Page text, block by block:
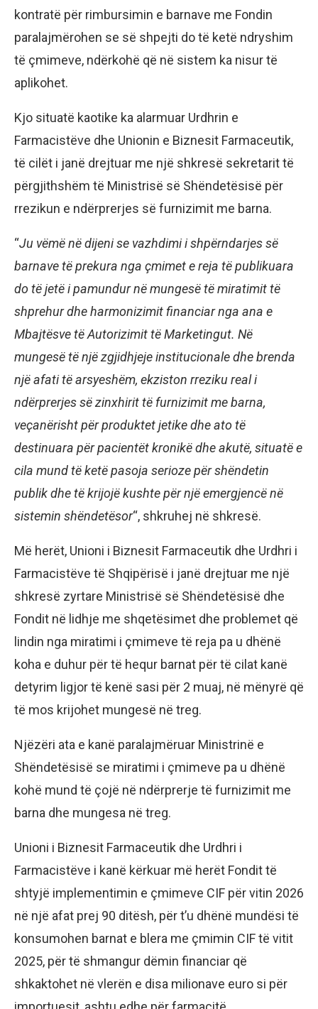
kontratë për rimbursimin e barnave me Fondin
paralajmërohen se së shpejti do të ketë ndryshim
të çmimeve, ndërkohë që në sistem ka nisur të
aplikohet.
Kjo situatë kaotike ka alarmuar Urdhrin e
Farmacistëve dhe Unionin e Biznesit Farmaceutik,
të cilët i janë drejtuar me një shkresë sekretarit të
përgjithshëm të Ministrisë së Shëndetësisë për
rrezikun e ndërprerjes së furnizimit me barna.
“Ju vëmë në dijeni se vazhdimi i shpërndarjes së
barnave të prekura nga çmimet e reja të publikuara
do të jetë i pamundur në mungesë të miratimit të
shprehur dhe harmonizimit financiar nga ana e
Mbajtësve të Autorizimit të Marketingut. Në
mungesë të një zgjidhjeje institucionale dhe brenda
një afati të arsyeshëm, ekziston rreziku real i
ndërprerjes së zinxhirit të furnizimit me barna,
veçanërisht për produktet jetike dhe ato të
destinuara për pacientët kronikë dhe akutë, situatë e
cila mund të ketë pasoja serioze për shëndetin
publik dhe të krijojë kushte për një emergjencë në
sistemin shëndetësor“, shkruhej në shkresë.
Më herët, Unioni i Biznesit Farmaceutik dhe Urdhri i
Farmacistëve të Shqipërisë i janë drejtuar me një
shkresë zyrtare Ministrisë së Shëndetësisë dhe
Fondit në lidhje me shqetësimet dhe problemet që
lindin nga miratimi i çmimeve të reja pa u dhënë
koha e duhur për të hequr barnat për të cilat kanë
detyrim ligjor të kenë sasi për 2 muaj, në mënyrë që
të mos krijohet mungesë në treg.
Njëzëri ata e kanë paralajmëruar Ministrinë e
Shëndetësisë se miratimi i çmimeve pa u dhënë
kohë mund të çojë në ndërprerje të furnizimit me
barna dhe mungesa në treg.
Unioni i Biznesit Farmaceutik dhe Urdhri i
Farmacistëve i kanë kërkuar më herët Fondit të
shtyjë implementimin e çmimeve CIF për vitin 2026
në një afat prej 90 ditësh, për t’u dhënë mundësi të
konsumohen barnat e blera me çmimin CIF të vitit
2025, për të shmangur dëmin financiar që
shkaktohet në vlerën e disa milionave euro si për